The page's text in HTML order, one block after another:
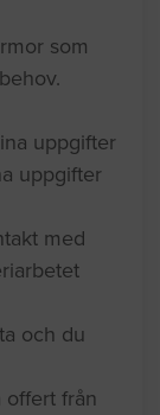
som
uppgifter
uppgifter
med
och du
offert från